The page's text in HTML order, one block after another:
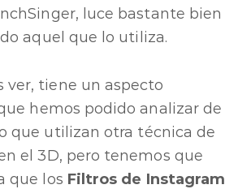
luce bastante bien
aquel que lo utiliza.
ver, tiene un aspecto
hemos podido analizar de
que utilizan otra técnica de
el 3D, pero tenemos que
que los Filtros de Instagram